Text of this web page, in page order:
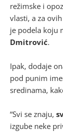
režimske i
vlasti, a za
je podela koju
Dmitrović.
Ipak, dodaje
pod punim
sredinama,
“Svi se znaju,
izgube neke